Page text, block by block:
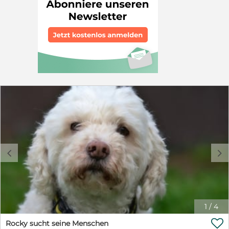
t.fischer@tierschutzverein-arca.de
Hunde und auch Rüden sind kein Problem, ebenso
andere Tiere wie Enten, Hühner, fremde Katzen und
Ponys. Er lebt zusammen mit meinem Kind, zwei
weiteren spanischen Wasserhundrüden und 3 Katzen in
unserem Haushalt. Formwert: 3x Vorzüglich 1 CACIB
Sehr Gut 1 JH Best of Class 2 Nach Blut-, Gen-,DOK, HD
und ED Untersuchung wurde er zuchttauglich erklärt.
Ergebnisse können eingesehen werden. Wenn sie seine
wollen, beträgt die Decktaxe 700,-EUR. Er hat DHS-VRZ
Papiere. Mutter: Amy (Kaola) del Turco Andaluz, braun
Vater: Happy del Turco Andalus, *01.01.2018, weiß Draco
hat schon mehrfach erfolgreich gedeckt! Bitte
beachten Sie, dass wir Draco weder verleihen noch
Hündinnen für einige Tage bei uns aufnehmen. Eine
Decktaxe wird natürlich nur bei vollzogenem Deckakt
erhoben. Wenn die Hündin nicht deckwillig ist, so dass
der Deckakt nicht vollzogen werden kann, ist eine
Entschädigung von 20,- EUR pro Tag zu zahlen.
1 / 4
c d
Rocky sucht seine Menschen 